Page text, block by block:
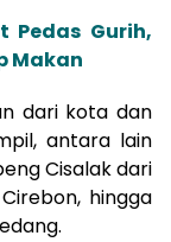
Pedas Gurih,
Makan
dari kota dan
antara lain
Cisalak dari
hingga